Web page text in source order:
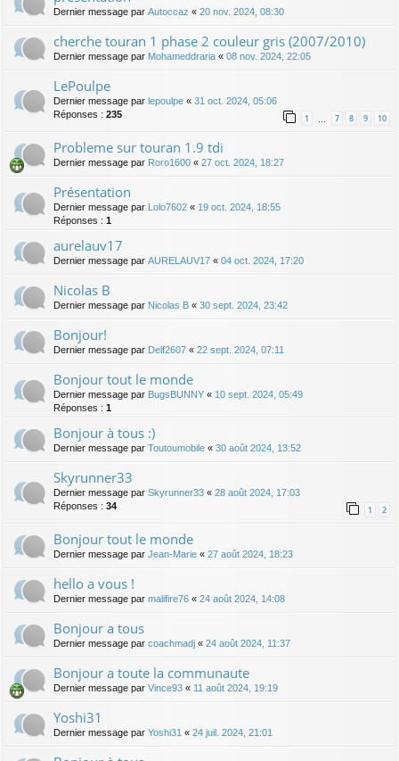
Dernier message par Autoccaz « 20 nov. 2024, 08:30
cherche touran 1 phase 2 couleur gris (2007/2010)
Dernier message par Mohameddraria « 08 nov. 2024, 22:05
LePoulpe
Dernier message par lepoulpe « 31 oct. 2024, 05:06
Réponses : 235 1 7 8 9 10
Probleme sur touran 1.9 tdi
Dernier message par Roro1600 « 27 oct. 2024, 18:27
Présentation
Dernier message par Lolo7602 « 19 oct. 2024, 18:55
Réponses : 1
aurelauv17
Dernier message par AURELAUV17 « 04 oct. 2024, 17:20
Nicolas B
Dernier message par Nicolas B « 30 sept. 2024, 23:42
Bonjour!
Dernier message par Delf2607 « 22 sept. 2024, 07:11
Bonjour tout le monde
Dernier message par BugsBUNNY « 10 sept. 2024, 05:49
Réponses : 1
Bonjour à tous :)
Dernier message par Toutoumobile « 30 août 2024, 13:52
Skyrunner33
Dernier message par Skyrunner33 « 28 août 2024, 17:03
Réponses : 34 1 2
Bonjour tout le monde
Dernier message par Jean-Marie « 27 août 2024, 18:23
hello a vous !
Dernier message par malifire76 « 24 août 2024, 14:08
Bonjour a tous
Dernier message par coachmadj « 24 août 2024, 11:37
Bonjour a toute la communaute
Dernier message par Vince93 « 11 août 2024, 19:19
Yoshi31
Dernier message par Yoshi31 « 24 juil. 2024, 21:01